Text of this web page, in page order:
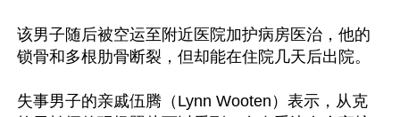
该男子随后被空运至附近医院加护病房医治，他的
锁骨和多根肋骨断裂，但却能在住院几天后出院。
失事男子的亲戚伍腾（Lynn Wooten）表示，从克